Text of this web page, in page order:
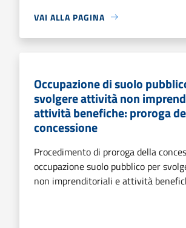
VAI ALLA PAGINA
Occupazione di suolo
svolgere attività non
attività benefiche: proroga
concessione
Procedimento di proroga della
occupazione suolo pubblico per
non imprenditoriali e attività